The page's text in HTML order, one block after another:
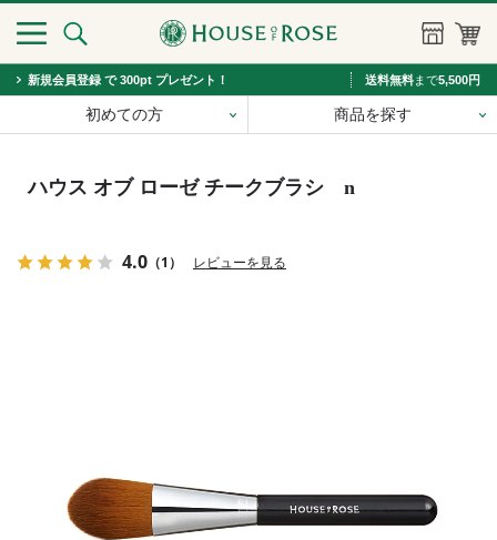
新規会員登録 で 300pt プレゼント！ 送料無料まで5,500円
初めての方 商品を探す
ハウス オブ ローゼ チークブラシ n
4.0（1） レビューを見る